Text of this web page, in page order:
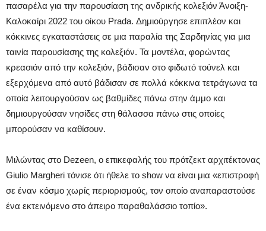
πασαρέλα για την παρουσίαση της ανδρικής κολεξιόν Άνοιξη-
Καλοκαίρι 2022 του οίκου Prada. Δημιούργησε επιπλέον και
κόκκινες εγκαταστάσεις σε μια παραλία της Σαρδηνίας για μια
ταινία παρουσίασης της κολεξιόν. Τα μοντέλα, φορώντας
κρεασιόν από την κολεξιόν, βάδισαν στο φιδωτό τούνελ και
εξερχόμενα από αυτό βάδισαν σε πολλά κόκκινα τετράγωνα τα
οποία λειτουργούσαν ως βαθμίδες πάνω στην άμμο και
δημιουργούσαν νησίδες στη θάλασσα πάνω στις οποίες
μπορούσαν να καθίσουν.
Μιλώντας στο Dezeen, ο επικεφαλής του πρότζεκτ αρχιτέκτονας
Giulio Margheri τόνισε ότι ήθελε το show να είναι μια «επιστροφή
σε έναν κόσμο χωρίς περιορισμούς, τον οποίο αναπαραστούσε
ένα εκτεινόμενο στο άπειρο παραθαλάσσιο τοπίο».